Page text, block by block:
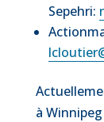
Sepehri:
à